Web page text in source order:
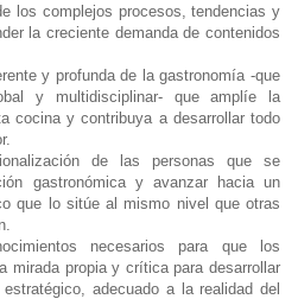
los complejos procesos, tendencias y
la creciente demanda de contenidos
y profunda de la gastronomía -que
y multidisciplinar- que amplíe la
cocina y contribuya a desarrollar todo
de las personas que se
gastronómica y avanzar hacia un
que lo sitúe al mismo nivel que otras
necesarios para que los
mirada propia y crítica para desarrollar
adecuado a la realidad del